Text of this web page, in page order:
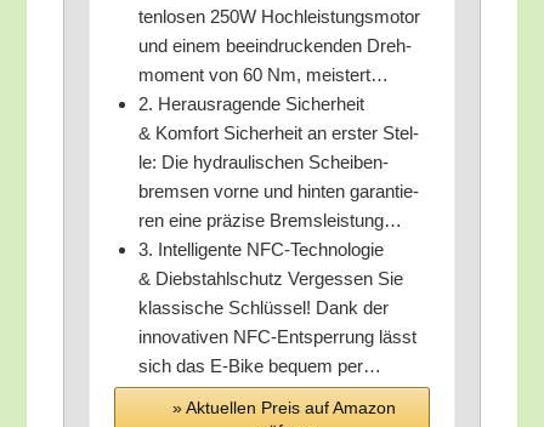
ten­lo­sen 250W Hoch­leis­tungs­mo­tor
und einem beein­dru­cken­den Dreh­
mo­ment von 60 Nm, meistert…
2. Her­aus­ra­gen­de Sicher­heit
& Kom­fort Sicher­heit an ers­ter Stel­
le: Die hydrau­li­schen Schei­ben­
brem­sen vor­ne und hin­ten garan­tie­
ren eine prä­zi­se Bremsleistung…
3. Intel­li­gen­te NFC-Tech­no­lo­gie
& Dieb­stahl­schutz Ver­ges­sen Sie
klas­si­sche Schlüs­sel! Dank der
inno­va­ti­ven NFC-Ent­sper­rung lässt
sich das E‑Bike bequem per…
» Aktu­el­len Preis auf Ama­zon